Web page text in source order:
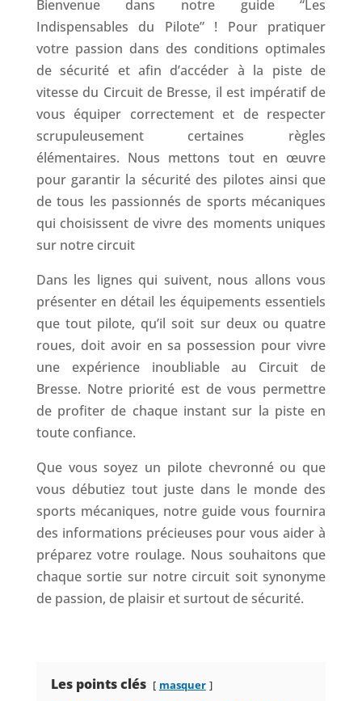
Bienvenue dans notre guide “Les
Indispensables du Pilote” ! Pour pratiquer
votre passion dans des conditions optimales
de sécurité et afin d’accéder à la piste de
vitesse du Circuit de Bresse, il est impératif de
vous équiper correctement et de respecter
scrupuleusement certaines règles
élémentaires. Nous mettons tout en œuvre
pour garantir la sécurité des pilotes ainsi que
de tous les passionnés de sports mécaniques
qui choisissent de vivre des moments uniques
sur notre circuit
Dans les lignes qui suivent, nous allons vous
présenter en détail les équipements essentiels
que tout pilote, qu’il soit sur deux ou quatre
roues, doit avoir en sa possession pour vivre
une expérience inoubliable au Circuit de
Bresse. Notre priorité est de vous permettre
de profiter de chaque instant sur la piste en
toute confiance.
Que vous soyez un pilote chevronné ou que
vous débutiez tout juste dans le monde des
sports mécaniques, notre guide vous fournira
des informations précieuses pour vous aider à
préparez votre roulage. Nous souhaitons que
chaque sortie sur notre circuit soit synonyme
de passion, de plaisir et surtout de sécurité.
Les points clés masquer